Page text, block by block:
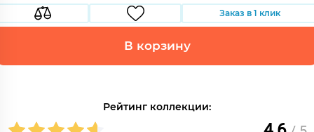
Заказ в 1 клик
В корзину
Рейтинг коллекции: